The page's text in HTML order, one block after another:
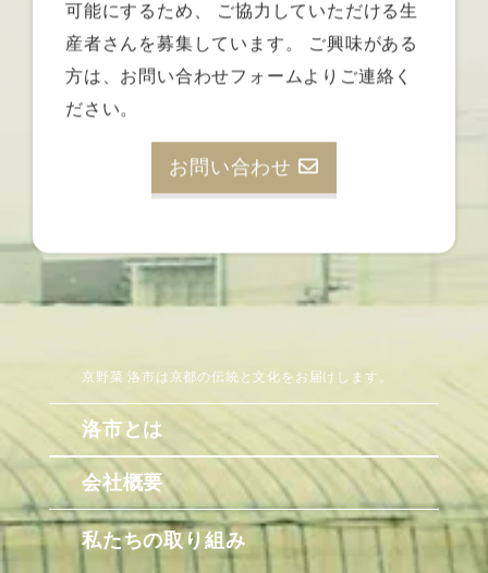
可能にするため、
ご協力していただける生
産者さんを募集しています。
ご興味がある
方は、お問い合わせフォームよりご連絡く
ださい。
お問い合わせ
京野菜 洛市は京都の伝統と文化をお届けします。
洛市とは
会社概要
私たちの取り組み